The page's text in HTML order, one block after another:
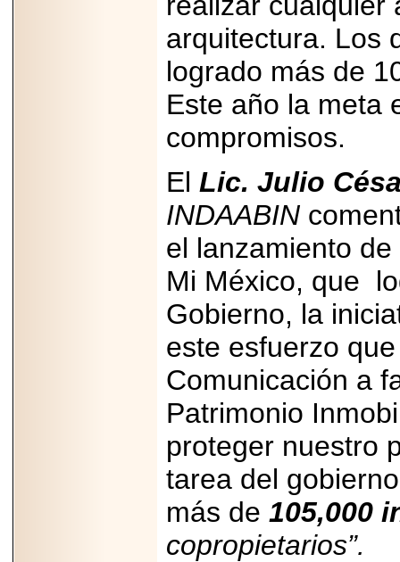
arquitectura. Los
logrado más de
Este año la meta
compromisos.
El Lic. Julio
INDAABIN
el lanzamiento
Mi México, que
Gobierno, la
este esfuerzo
Comunicación a
Patrimonio
proteger nuestro
tarea del
más de 105,000
copropietarios”.